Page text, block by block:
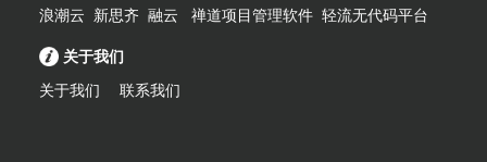
浪潮云
新思齐 融云 禅道项目管理软件 轻流无代码平台
关于我们
关于我们 联系我们